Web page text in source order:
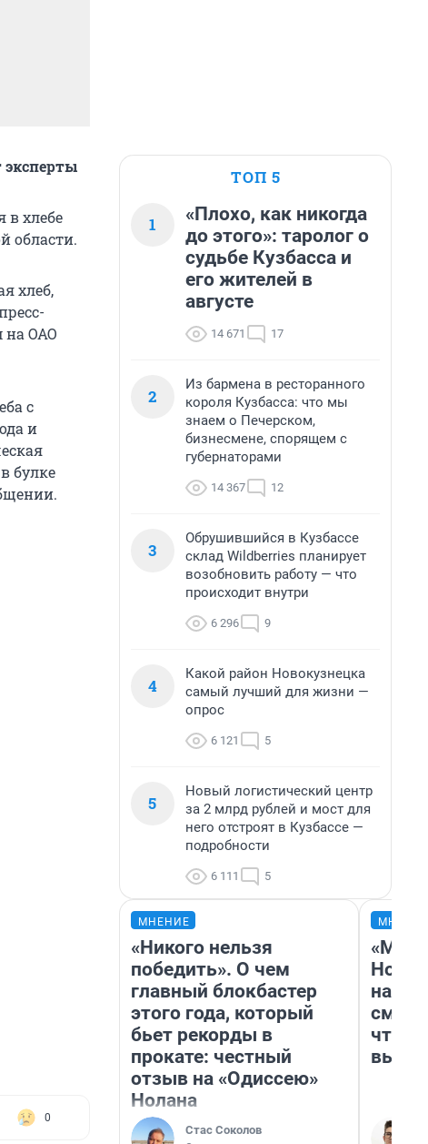
в хлебе
области.
хлеб,
на ОАО
с
и
булке
0
ТОП 5
1
«Плохо, как никогда
до этого»: таролог о
судьбе Кузбасса и
его жителей в
августе
14 671 17
2
Из бармена в ресторанного
короля Кузбасса: что мы
знаем о Печерском,
бизнесмене, спорящем с
губернаторами
14 367 12
3
Обрушившийся в Кузбассе
склад Wildberries планирует
возобновить работу — что
происходит внутри
6 296 9
4
Какой район Новокузнецка
самый лучший для жизни —
опрос
6 121 5
5
Новый логистический центр
за 2 млрд рублей и мост для
него отстроят в Кузбассе —
подробности
6 111 5
МНЕНИЕ
«Никого нельзя
победить». О чем
главный блокбастер
этого года, который
бьет рекорды в
прокате: честный
отзыв на «Одиссею»
Нолана
Стас Соколов
«Мы